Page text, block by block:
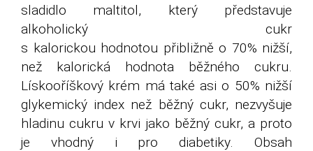
sladidlo maltitol, který představuje
alkoholický cukr
s kalorickou hodnotou přibližně o 70% nižší,
než kalorická hodnota běžného cukru.
Lískooříškový krém má také asi o 50% nižší
glykemický index než běžný cukr, nezvyšuje
hladinu cukru v krvi jako běžný cukr, a proto
je vhodný i pro diabetiky. Obsah